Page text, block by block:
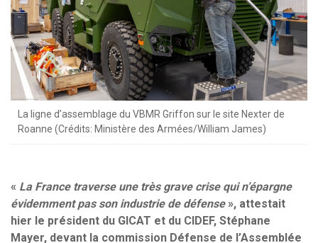
La ligne d’assemblage du VBMR Griffon sur le site Nexter de
Roanne (Crédits: Ministère des Armées/William James)
« La France traverse une très grave crise qui n’épargne
évidemment pas son industrie de défense», attestait
hier le président du GICAT et du CIDEF, Stéphane
Mayer, devant la commission Défense de l’Assemblée